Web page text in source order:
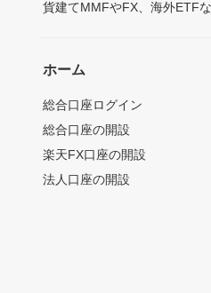
貨建てMMFやFX、海外ETF
ホーム
総合口座ログイン
総合口座の開設
楽天FX口座の開設
法人口座の開設